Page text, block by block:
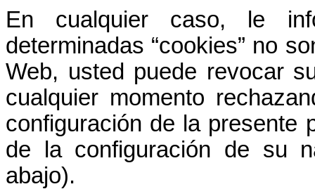
En cualquier caso, le
determinadas “cookies” no
Web, usted puede revocar
cualquier momento
configuración de la presente
de la configuración de su
abajo).